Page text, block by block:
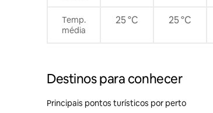
Temp.
média
25 °C 25 °C
Destinos para conhecer
Principais pontos turísticos por perto